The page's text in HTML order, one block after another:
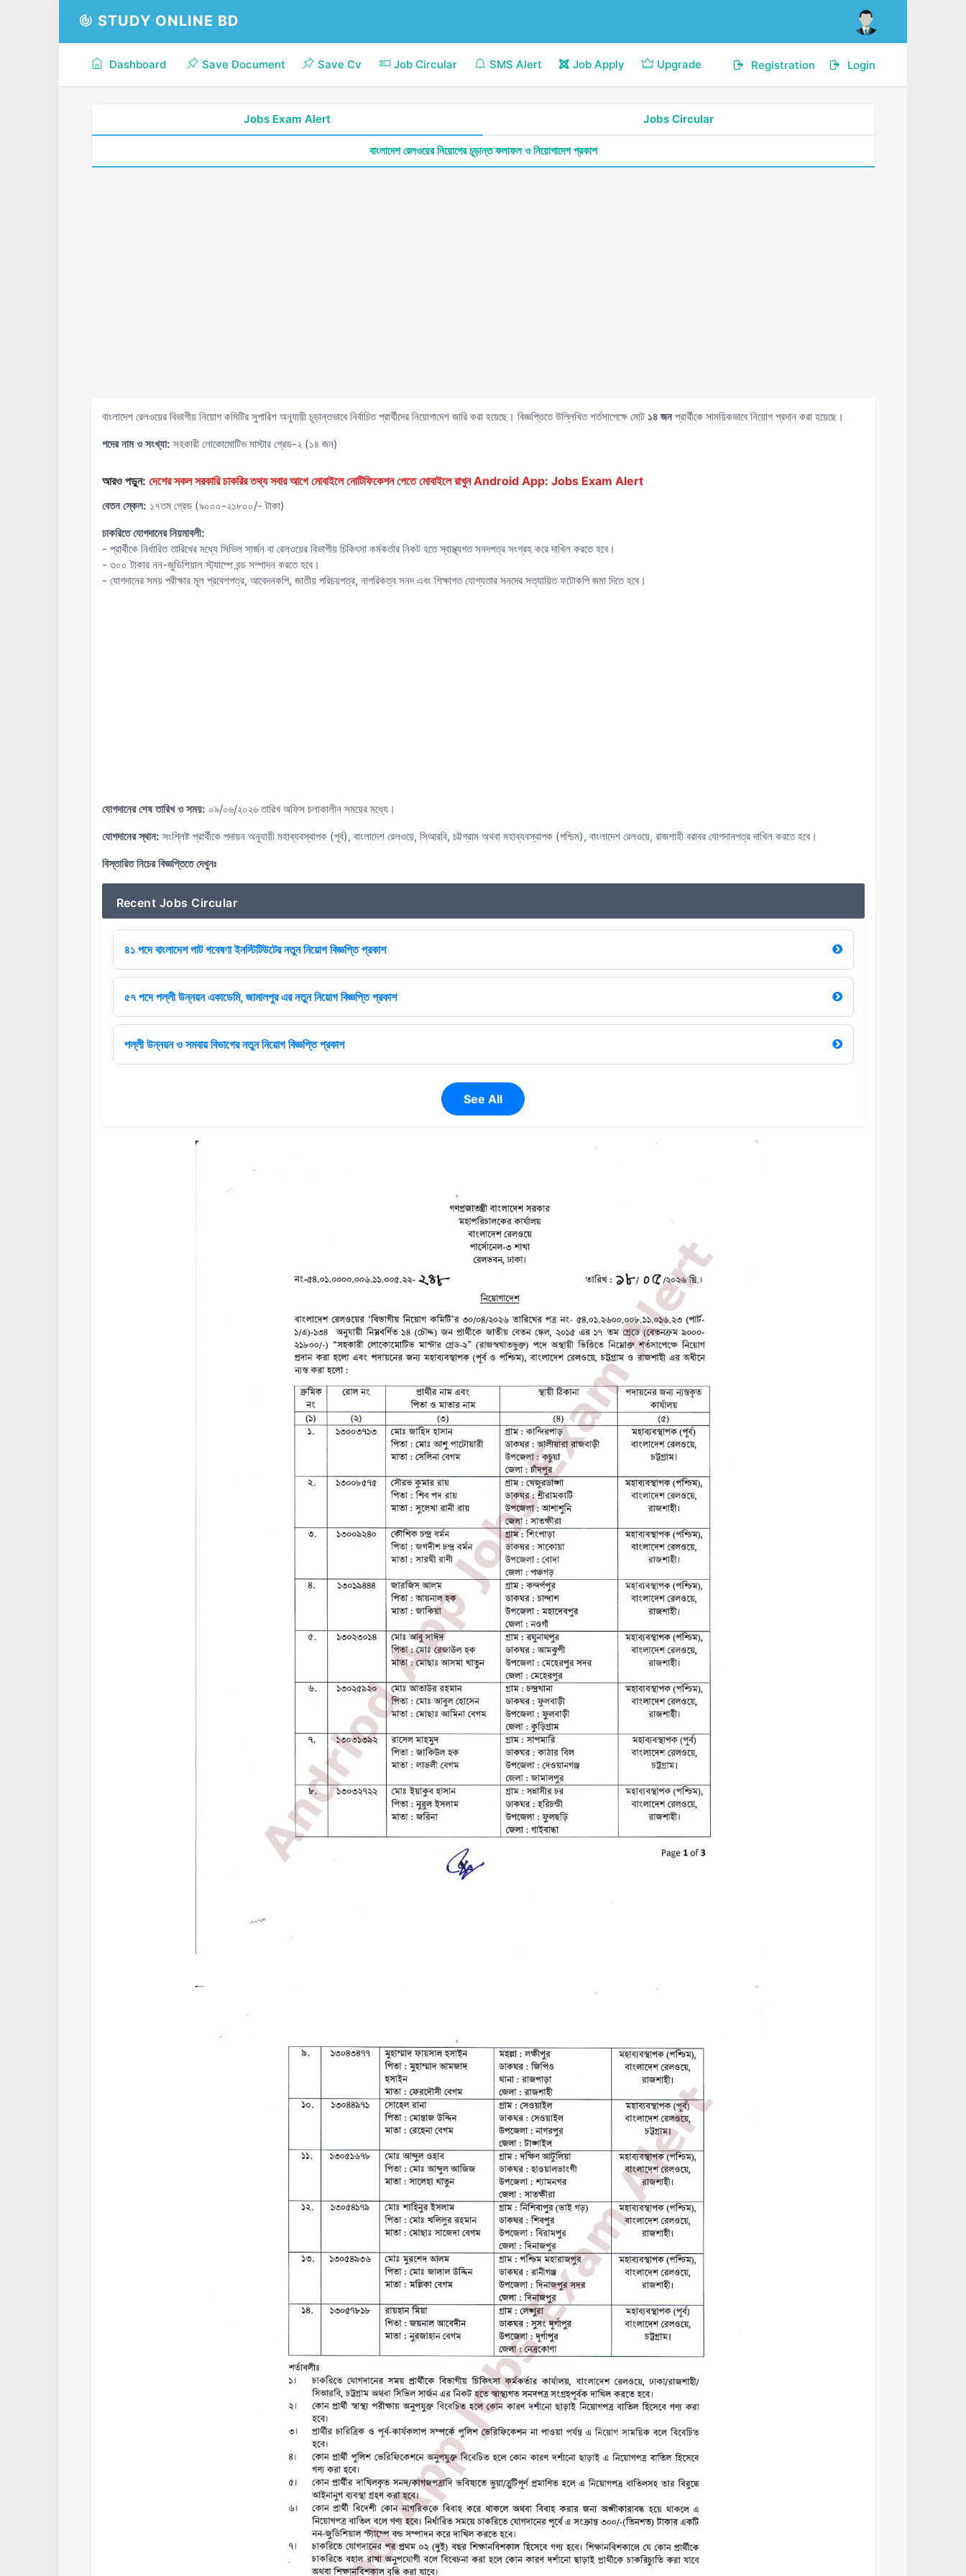
STUDY ONLINE BD
Dashboard Save Document Save Cv Job Circular SMS Alert Job Apply Upgrade Login
Registration
Jobs Exam Alert Jobs Circular
বাংলাদেশ রেলওয়ের নিয়োগের চূড়ান্ত ফলাফল ও নিয়োগাদেশ প্রকাশ
বাংলাদেশ রেলওয়ের বিভাগীয় নিয়োগ কমিটির সুপারিশ অনুযায়ী চূড়ান্তভাবে নির্বাচিত প্রার্থীদের নিয়োগাদেশ জারি করা হয়েছে। বিজ্ঞপ্তিতে উল্লিখিত শর্তসাপেক্ষে মোট ১৪ জনপ্রার্থীকে সাময়িকভাবে নিয়োগ প্রদান করা হয়েছে।
পদের নাম ও সংখ্যা: সহকারী লোকোমোটিভ মাস্টার গ্রেড-২ (১৪ জন)
আরও পড়ুন: দেশের সকল সরকারি চাকরির তথ্য সবার আগে মোবাইলে নোটিফিকেশন পেতে মোবাইলে রাখুন Android App: Jobs Exam Alert
বেতন স্কেল: ১৭তম গ্রেড (৯০০০-২১৮০০/- টাকা)
চাকরিতে যোগদানের নিয়মাবলী:
- প্রার্থীকে নির্ধারিত তারিখের মধ্যে সিভিল সার্জন বা রেলওয়ের বিভাগীয় চিকিৎসা কর্মকর্তার নিকট হতে স্বাস্থ্যগত সনদপত্র সংগ্রহ করে দাখিল করতে হবে।
- ৩০০ টাকার নন-জুডিশিয়াল স্ট্যাম্পে বন্ড সম্পাদন করতে হবে।
- যোগদানের সময় পরীক্ষার মূল প্রবেশপত্র, আবেদনকপি, জাতীয় পরিচয়পত্র, নাগরিকত্ব সনদ এবং শিক্ষাগত যোগ্যতার সনদের সত্যায়িত ফটোকপি জমা দিতে হবে।
যোগদানের শেষ তারিখ ও সময়: ০৯/০৬/২০২৬ তারিখ অফিস চলাকালীন সময়ের মধ্যে।
যোগদানের স্থান: সংশ্লিষ্ট প্রার্থীকে পদায়ন অনুযায়ী মহাব্যবস্থাপক (পূর্ব), বাংলাদেশ রেলওয়ে, সিআরবি, চট্টগ্রাম অথবা মহাব্যবস্থাপক (পশ্চিম), বাংলাদেশ রেলওয়ে, রাজশাহী বরাবর যোগদানপত্র দাখিল করতে হবে।
বিস্তারিত নিচের বিজ্ঞপ্তিতে দেখুনঃ
Recent Jobs Circular
৪১ পদে বাংলাদেশ পাট গবেষণা ইনস্টিটিউটের নতুন নিয়োগ বিজ্ঞপ্তি প্রকাশ
৫৭ পদে পল্লী উন্নয়ন একাডেমি, জামালপুর এর নতুন নিয়োগ বিজ্ঞপ্তি প্রকাশ
পল্লী উন্নয়ন ও সমবায় বিভাগের নতুন নিয়োগ বিজ্ঞপ্তি প্রকাশ
See All